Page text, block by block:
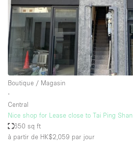
Boutique / Magasin
∙
Central
Nice shop for Lease close to Tai Ping Shan
650 sq ft
à partir de HK$2,059 par jour